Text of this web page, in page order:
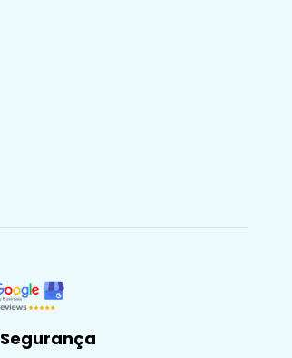
Segurança